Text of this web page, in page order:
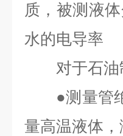
质，被测液
水的电导率
对于石油
●测量管绝
量高温液体